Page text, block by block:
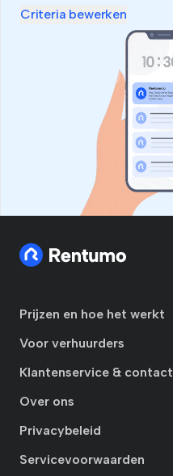
Criteria bewerken
Prijzen en hoe het werkt
Voor verhuurders
Klantenservice & contact
Over ons
Privacybeleid
Servicevoorwaarden